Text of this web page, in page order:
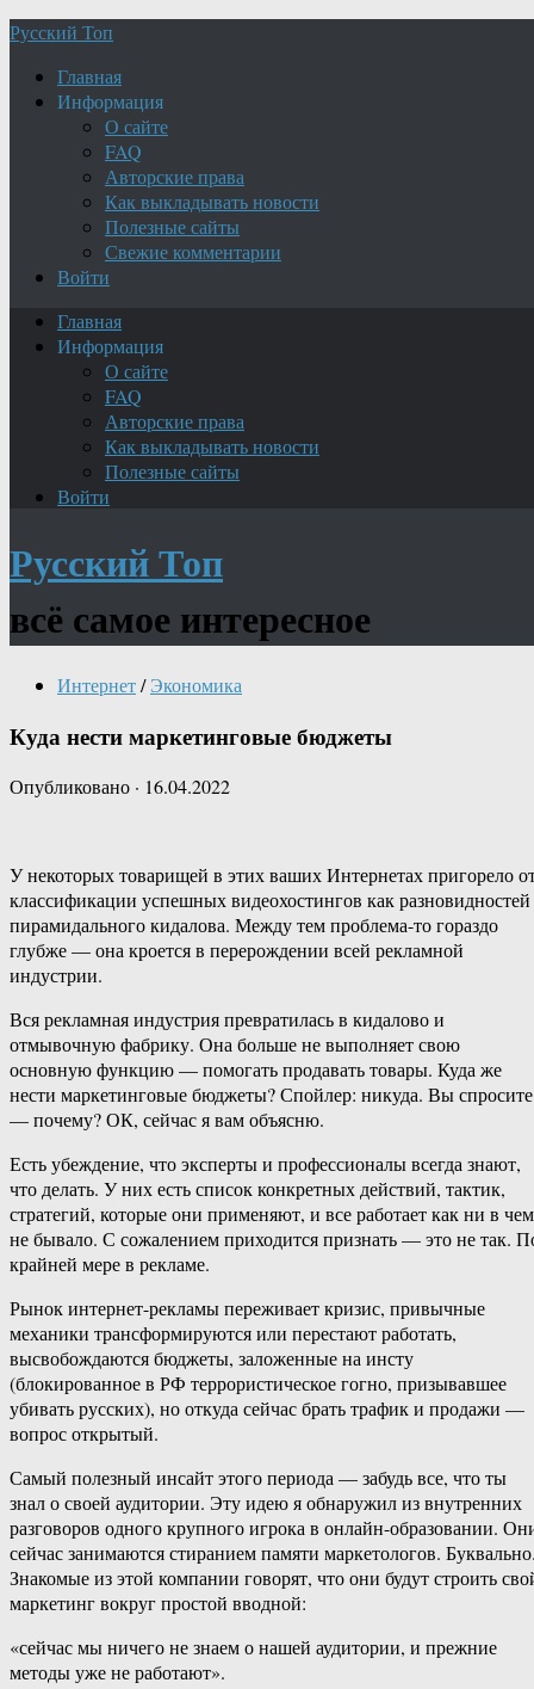
Русский Топ
Главная
Информация
О сайте
FAQ
Авторские права
Как выкладывать новости
Полезные сайты
Свежие комментарии
Войти
Главная
Информация
О сайте
FAQ
Авторские права
Как выкладывать новости
Полезные сайты
Войти
Русский Топ
всё самое интересное
Интернет/ Экономика
Куда нести маркетинговые бюджеты
Опубликовано · 16.04.2022
У некоторых товарищей в этих ваших Интернетах пригорело
классификации успешных видеохостингов как разновидностей
пирамидального кидалова. Между тем проблема-то гораздо
глубже — она кроется в перерождении всей рекламной
индустрии.
Вся рекламная индустрия превратилась в кидалово и
отмывочную фабрику. Она больше не выполняет свою
основную функцию — помогать продавать товары. Куда же
нести маркетинговые бюджеты? Спойлер: никуда. Вы спросите
— почему? ОК, сейчас я вам объясню.
Есть убеждение, что эксперты и профессионалы всегда знают,
что делать. У них есть список конкретных действий, тактик,
стратегий, которые они применяют, и все работает как ни в чем
не бывало. С сожалением приходится признать — это не так.
крайней мере в рекламе.
Рынок интернет-рекламы переживает кризис, привычные
механики трансформируются или перестают работать,
высвобождаются бюджеты, заложенные на инсту
(блокированное в РФ террористическое гогно, призывавшее
убивать русских), но откуда сейчас брать трафик и продажи —
вопрос открытый.
Самый полезный инсайт этого периода — забудь все, что ты
знал о своей аудитории. Эту идею я обнаружил из внутренних
разговоров одного крупного игрока в онлайн-образовании.
сейчас занимаются стиранием памяти маркетологов.
Знакомые из этой компании говорят, что они будут строить
маркетинг вокруг простой вводной:
«сейчас мы ничего не знаем о нашей аудитории, и прежние
методы уже не работают».